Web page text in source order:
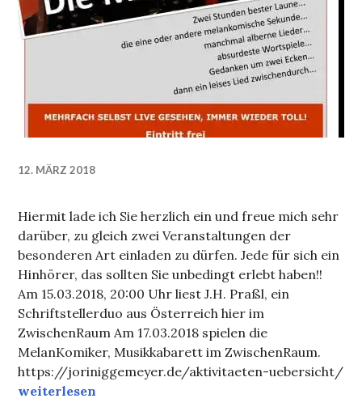
12. MÄRZ 2018
Hiermit lade ich Sie herzlich ein und freue mich sehr
darüber, zu gleich zwei Veranstaltungen der
besonderen Art einladen zu dürfen. Jede für sich ein
Hinhörer, das sollten Sie unbedingt erlebt haben!!
Am 15.03.2018, 20:00 Uhr liest J.H. Praßl, ein
Schriftstellerduo aus Österreich hier im
ZwischenRaum Am 17.03.2018 spielen die
MelanKomiker, Musikkabarett im ZwischenRaum.
https://joriniggemeyer.de/aktivitaeten-uebersicht/
Einladung: J.H. Praßl und die MelanKomiker im
weiterlesen